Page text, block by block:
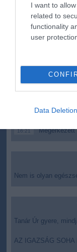
I want to
related to
functionality
user
Data Deletion
Vitézy
vonalon,
Vitézy Dávid:
egy
megállítsa a
20:20
Második
Dunából - a
A
16:21 Megérkezett
Nem is olyan
Tanár Úr gyere,
AZ IGAZSÁG SOHA